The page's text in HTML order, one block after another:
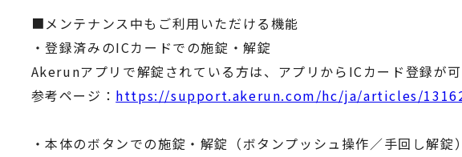
■メンテナンス中もご利用いただける機能
・登録済みのICカードでの施錠・解錠
Akerunアプリで解錠されている方は、アプリからICカード登録が可
参考ページ： https://support.akerun.com/hc/ja/articles/
・本体のボタンでの施錠・解錠（ボタンプッシュ操作／手回し解錠）